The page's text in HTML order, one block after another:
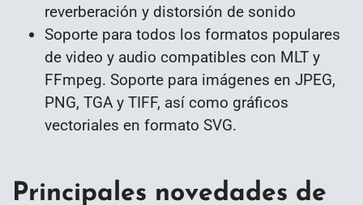
reverberación y distorsión de sonido
Soporte para todos los formatos populares
de video y audio compatibles con MLT y
FFmpeg. Soporte para imágenes en JPEG,
PNG, TGA y TIFF, así como gráficos
vectoriales en formato SVG.
Principales novedades de